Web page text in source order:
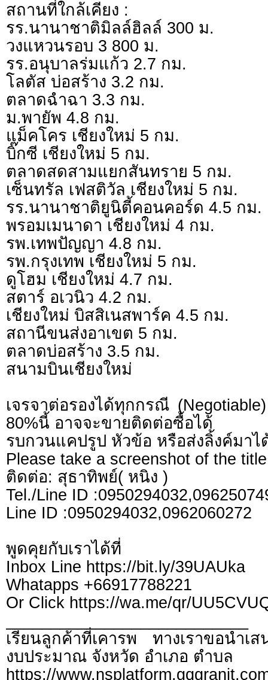
สถานที่ใกล้เคียง :
รร.นานาชาติมิลล์ฮิลล์ 300 ม.
วงแหวนรอบ 3 800 ม.
รร.อนุบาลร่มแก้ว 2.7 กม.
โลตัส บ่อสร้าง 3.2 กม.
ตลาดฉำฉา 3.3 กม.
ม.พายัพ 4.8 กม.
แม็คโคร เชียงใหม่ 5 กม.
บิ๊กซี เชียงใหม่ 5 กม.
ตลาดสดสามแยกสันทราย 5 กม.
เซ็นทรัล เฟสติวัล เชียงใหม่ 5 กม.
รร.นานาชาติยูนิตี้คอนคอร์ด 4.5 กม.
พรอมเมนาดา เชียงใหม่ 4 กม.
รพ.เทพปัญญา 4.8 กม.
รพ.กรุงเทพ เชียงใหม่ 5 กม.
ดูโฮม เชียงใหม่ 4.7 กม.
สตาร์ อเวนิว 4.2 กม.
เชียงใหม่ บิสสิเนสพาร์ค 4.5 กม.
สถานีขนส่งอาเขต 5 กม.
ตลาดบ่อสร้าง 3.5 กม.
สนามบินเชียงใหม่
เจรจาต่อรองได้ทุกกรณี
80%นี้ อาจจะขายติดต่อซื้อได้
รบกวนแคปรูป หัวข้อ หรือส่งลิ้งค์มาไ
Please take a screenshot of the
ติดต่อ: สุธาทิพย์( หนิง )
Tel./Line ID
Line ID :0950294032,0962060272
พูดคุยกับเราได้ที่
Inbox Line https://bit.ly/39UAUka
Whatapps +66917788221
Or Click https://wa.me/qr/
เรียนลูกค้าที่เคารพ ทางเราขอนำเ
งบประมาณ จังหวัด อำเภอ ตำบล
https://